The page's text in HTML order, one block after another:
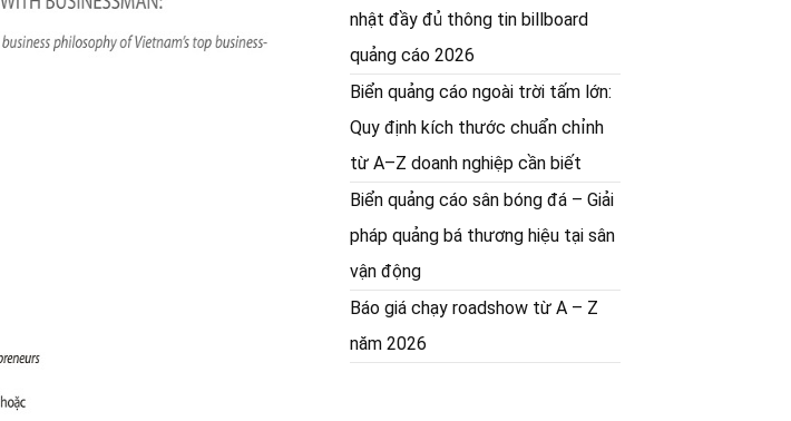
nhật đầy đủ thông tin billboard
quảng cáo 2026
Biển quảng cáo ngoài trời tấm lớn:
Quy định kích thước chuẩn chỉnh
từ A–Z doanh nghiệp cần biết
Biển quảng cáo sân bóng đá – Giải
pháp quảng bá thương hiệu tại sân
vận động
Báo giá chạy roadshow từ A – Z
năm 2026